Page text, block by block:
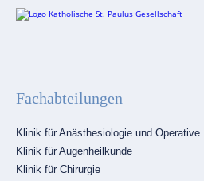
Fachabteilungen
Navigation
überspringen
Klinik für Anästhesiologie und
Klinik für Augenheilkunde
Klinik für Chirurgie